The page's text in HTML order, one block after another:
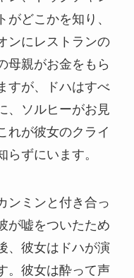
どこかを知り、
ンにレストランの
母親がお金をもら
すが、ドハはすべ
、ソルヒーがお見
れが彼女のクライ
ずにいます。
ンミンと付き合っ
が嘘をついたため
、彼女はドハが演
。彼女は酔って声